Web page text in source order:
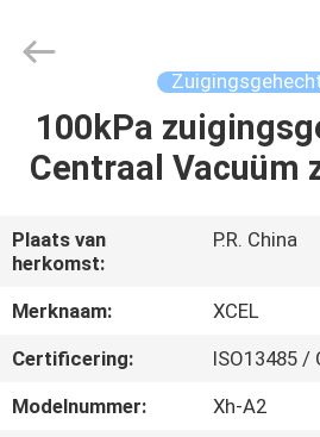
HUIS
ONGEVEER
ONS
FABRIEKSREIS
Ltd..
100kPa
Centraal Vacuüm
Plaats van
herkomst:
P.R. China
Merknaam:
XCEL
Certificering:
ISO13485 /
Modelnummer:
Xh-A2